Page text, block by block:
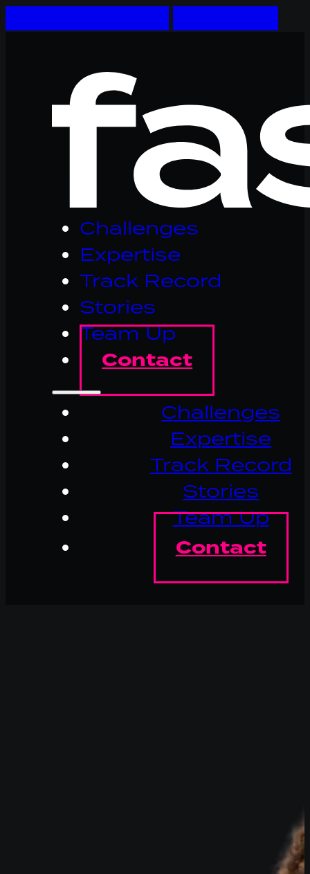
Logo
Fastware,
homepage
Challenges
Expertise
Track Record
Stories
Team Up
Contact
Challenges
Expertise
Track Record
Stories
Team Up
Contact